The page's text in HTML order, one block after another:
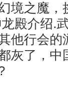
境之魔，
殿介绍.
他行会的
灰了，中